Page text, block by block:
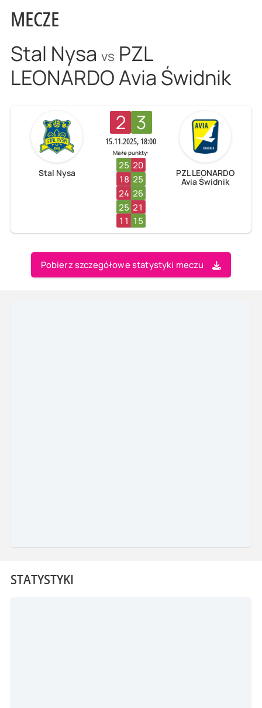
MECZE
Stal Nysa vs PZL
LEONARDO Avia Świdnik
Stal Nysa
2 3
15.11.2025, 18:00
Małe punkty:
25 20
18 25
24 26
25 21
11 15
PZL LEONARDO
Avia Świdnik
Pobierz szczegółowe statystyki meczu
STATYSTYKI